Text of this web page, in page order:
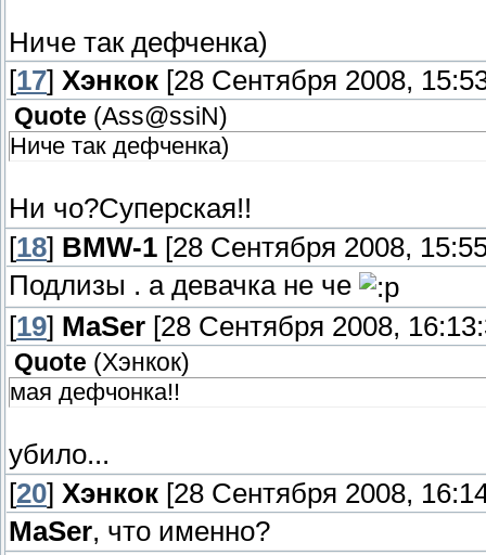
Ниче так дефченка)
[17] Хэнкок [28 Сентября 2008,
Quote (Ass@ssiN )
Ниче так дефченка)
Ни чо?Суперская!!
[18] BMW-1 [28 Сентября 2008,
Подлизы . а девачка не че
[19] MaSer [28 Сентября 2008,
Quote (Хэнкок)
мая дефчонка!!
убило...
[20] Хэнкок [28 Сентября 2008,
MaSer, что именно?